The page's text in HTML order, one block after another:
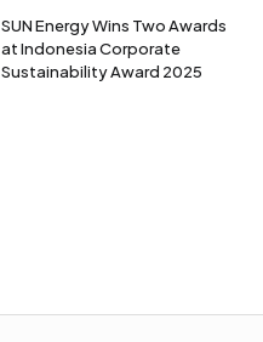
SUN Energy Wins Two Awards
at Indonesia Corporate
Sustainability Award 2025